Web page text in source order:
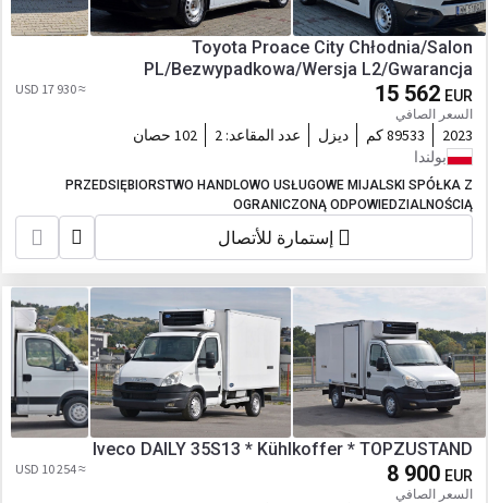
Toyota Proace City Chłodnia/Salon
PL/Bezwypadkowa/Wersja L2/Gwarancja
15 562 EUR
السعر الصافي
≈ 17 930 USD
2023 89533 كم ديزل عدد المقاعد: 2
102 حصان
بولندا
PRZEDSIĘBIORSTWO HANDLOWO USŁUGOWE MIJALSKI SPÓŁKA Z
OGRANICZONĄ ODPOWIEDZIALNOŚCIĄ
إستمارة للأتصال
Iveco DAILY 35S13 * Kühlkoffer * TOPZUSTAND
8 900 EUR
السعر الصافي
≈ 10 254 USD